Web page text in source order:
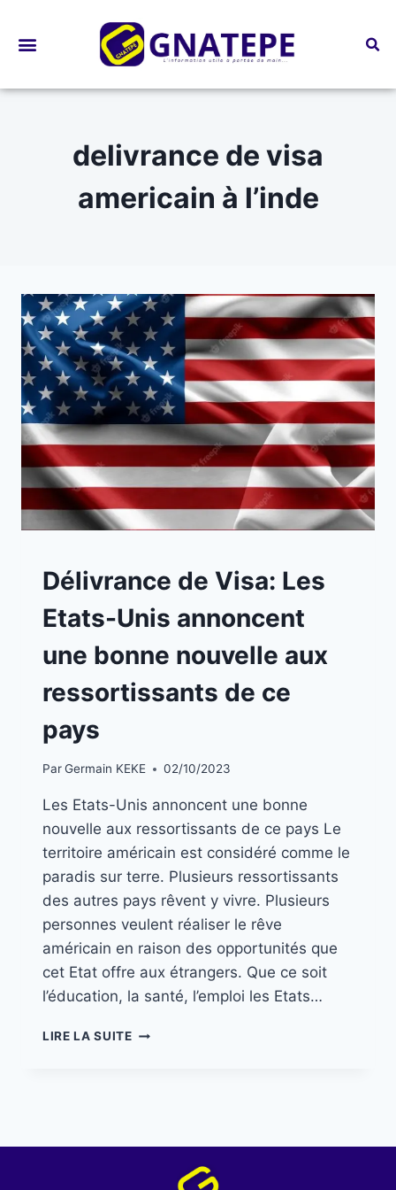
delivrance de visa
americain à l’inde
BLOG
Délivrance de Visa: Les
Etats-Unis annoncent
une bonne nouvelle aux
ressortissants de ce
pays
ParGermain KEKE 02/10/2023
Les Etats-Unis annoncent une bonne
nouvelle aux ressortissants de ce pays Le
territoire américain est considéré comme le
paradis sur terre. Plusieurs ressortissants
des autres pays rêvent y vivre. Plusieurs
personnes veulent réaliser le rêve
américain en raison des opportunités que
cet Etat offre aux étrangers. Que ce soit
l’éducation, la santé, l’emploi les Etats…
LIRE LA SUITE